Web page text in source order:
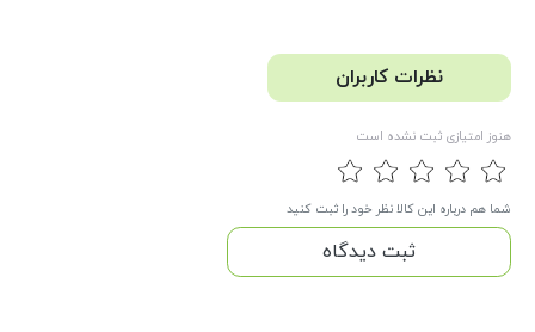
نظرات کاربران
هنوز امتیازی ثبت نشده است
شما هم درباره این کالا نظر خود را ثبت کنید
ثبت دیدگاه